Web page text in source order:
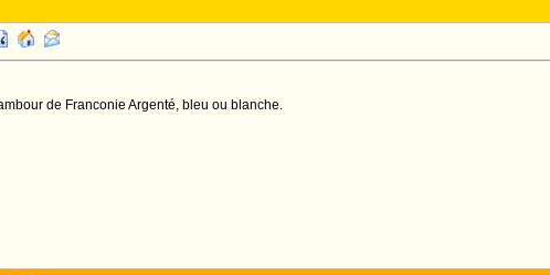
de Franconie Argenté, bleu ou blanche.